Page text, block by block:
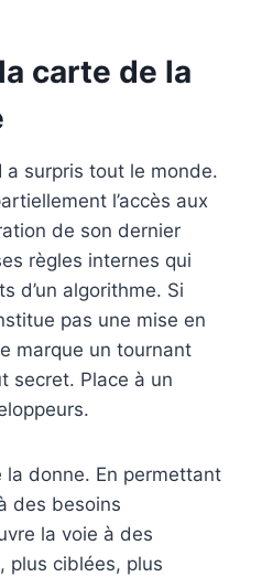
carte de la
a surpris tout le monde.
l’accès aux
de son dernier
règles internes qui
d’un algorithme. Si
pas une mise en
marque un tournant
secret. Place à un
donne. En permettant
des besoins
la voie à des
plus ciblées, plus